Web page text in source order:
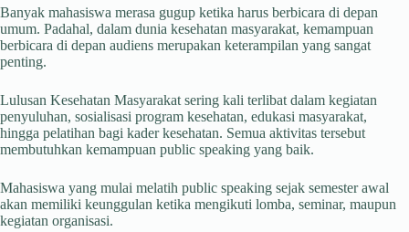
Banyak mahasiswa merasa gugup ketika harus berbicara di depan
umum. Padahal, dalam dunia kesehatan masyarakat, kemampuan
berbicara di depan audiens merupakan keterampilan yang sangat
penting.
Lulusan Kesehatan Masyarakat sering kali terlibat dalam kegiatan
penyuluhan, sosialisasi program kesehatan, edukasi masyarakat,
hingga pelatihan bagi kader kesehatan. Semua aktivitas tersebut
membutuhkan kemampuan public speaking yang baik.
Mahasiswa yang mulai melatih public speaking sejak semester awal
akan memiliki keunggulan ketika mengikuti lomba, seminar, maupun
kegiatan organisasi.